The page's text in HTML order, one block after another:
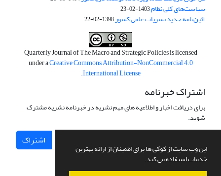
این وب سایت از کوکی ها برای اطمینان از ارائه بهترین
خدمات استفاده می کند.
سیاست‌های کلی نظام1403-02-23
آئین‌نامه جدید نشریات علمی کشور1398-02-22
Quarterly Journal of The Macro and Strategic Policies is licensed
under aCreative Commons Attribution-NonCommercial 4.0
International License
.
اشتراک خبرنامه
برای دریافت اخبار و اطلاعیه های مهم نشریه در خبرنامه نشریه مشترک
شوید.
اشتراک